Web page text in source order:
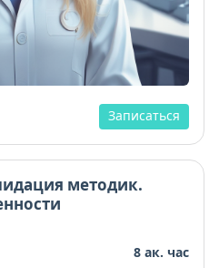
Записаться
методик.
8 ак. час